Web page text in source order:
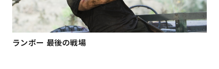
ランボー 最後の戦場